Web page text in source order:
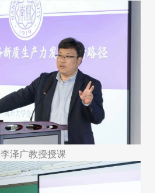
李泽广教授授课